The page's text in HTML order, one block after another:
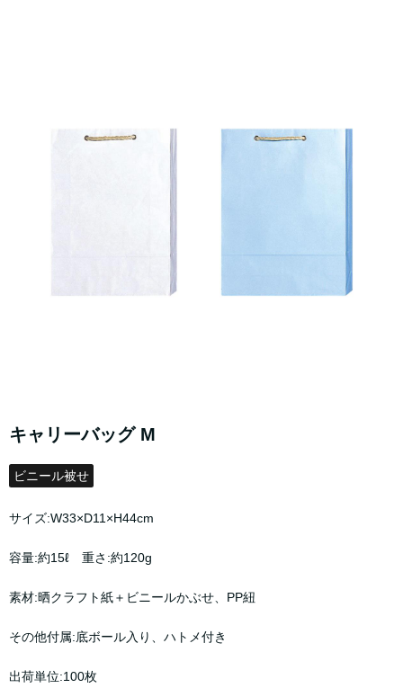
キャリーバッグ M
ビニール被せ
サイズ:W33×D11×H44cm
容量:約15ℓ 重さ:約120g
素材:晒クラフト紙＋ビニールかぶせ、PP紐
その他付属:底ボール入り、ハトメ付き
出荷単位:100枚